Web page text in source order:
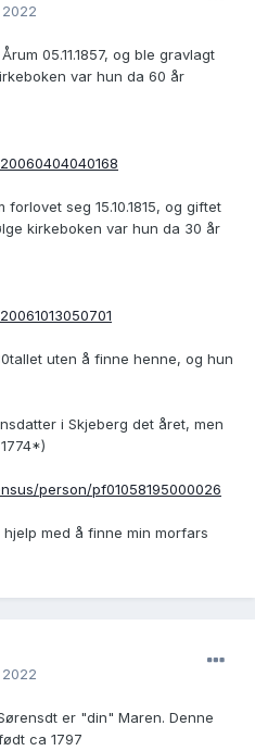
05.11.1857, og ble gravlagt
var hun da 60 år
seg 15.10.1815, og giftet
kirkeboken var hun da 30 år
uten å finne henne, og hun
i Skjeberg det året, men
person/pf01058195000026
med å finne min morfars
er "din" Maren. Denne
ca 1797